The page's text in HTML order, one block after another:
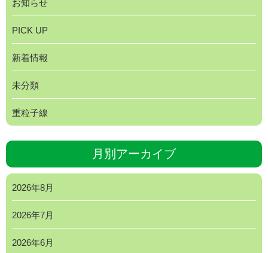
お知らせ
PICK UP
新着情報
未分類
重粒子線
月別アーカイブ
2026年8月
2026年7月
2026年6月